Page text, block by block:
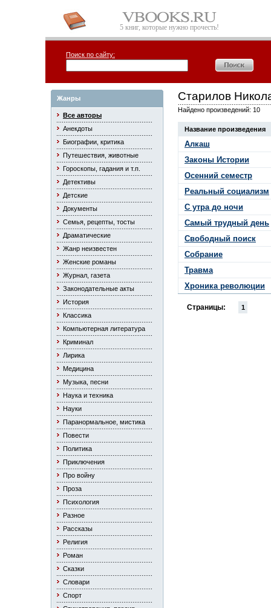
5 книг, которые нужно прочесть!
Поиск по сайту:
Жанры
Все авторы
Анекдоты
Биографии, критика
Путешествия, животные
Гороскопы, гадания и т.п.
Детективы
Детские
Документы
Семья, рецепты, тосты
Драматические
Жанр неизвестен
Женские романы
Журнал, газета
Законодательные акты
История
Классика
Компьютерная литература
Криминал
Лирика
Медицина
Музыка, песни
Наука и техника
Науки
Паранормальное, мистика
Повести
Политика
Приключения
Про войну
Проза
Психология
Разное
Рассказы
Религия
Роман
Сказки
Словари
Спорт
Старилов
Найдено произведений: 10
Название произведения
Алкаш
Законы Истории
Осенний семестр
Реальный социализм
С утра до ночи
Самый трудный день
Свободный поиск
Собрание
Травма
Хроника революции
Страницы: 1